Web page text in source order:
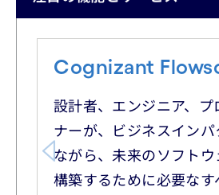
Cognizant
設計者、エンジニア、プ
ナーが、ビジネスインパ
ながら、未来のソフト
構築するために必要なす